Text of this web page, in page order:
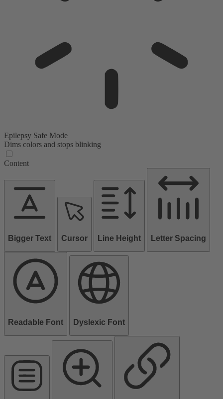
Epilepsy Safe Mode
Dims colors and stops blinking
Content
Bigger Text Cursor Line Height Letter Spacing
Readable Font Dyslexic Font